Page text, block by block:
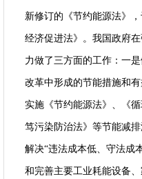
新修订的《节约能源法》
经济促进法》。我国政府
力做了三方面的工作：一
改革中形成的节能措施和
实施《节约能源法》、《
笃污染防治法》等节能减
解决“违法成本低、守法成
和完善主要工业耗能设备